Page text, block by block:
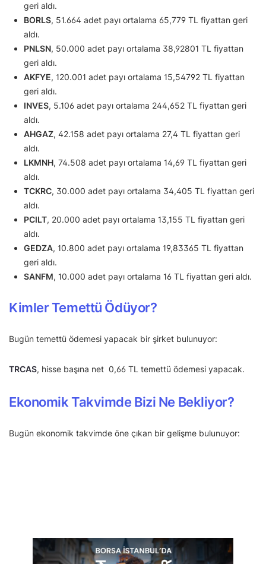
geri aldı.
BORLS, 51.664 adet payı ortalama 65,779 TL fiyattan geri
aldı.
PNLSN, 50.000 adet payı ortalama 38,92801 TL fiyattan
geri aldı.
AKFYE, 120.001 adet payı ortalama 15,54792 TL fiyattan
geri aldı.
INVES, 5.106 adet payı ortalama 244,652 TL fiyattan geri
aldı.
AHGAZ, 42.158 adet payı ortalama 27,4 TL fiyattan geri
aldı.
LKMNH, 74.508 adet payı ortalama 14,69 TL fiyattan geri
aldı.
TCKRC, 30.000 adet payı ortalama 34,405 TL fiyattan geri
aldı.
PCILT, 20.000 adet payı ortalama 13,155 TL fiyattan geri
aldı.
GEDZA, 10.800 adet payı ortalama 19,83365 TL fiyattan
geri aldı.
SANFM, 10.000 adet payı ortalama 16 TL fiyattan geri aldı.
Kimler Temettü Ödüyor?
Bugün temettü ödemesi yapacak bir şirket bulunuyor:
TRCAS, hisse başına net 0,66 TL temettü ödemesi yapacak.
Ekonomik Takvimde Bizi Ne Bekliyor?
Bugün ekonomik takvimde öne çıkan bir gelişme bulunuyor: